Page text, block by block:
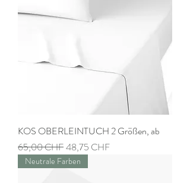
KOS OBERLEINTUCH 2 Größen, ab
Prix original
65,00 CHFPrix promotionnel
48,75 CHF
Neutrale Farben